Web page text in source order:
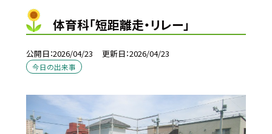
体育科「短距離走・リレー」
公開日 2026/04/23 更新日 2026/04/23
今日の出来事